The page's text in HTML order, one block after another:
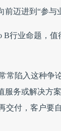
迈进到“参与
B行业命题，
陷入这种争
务或解决方
付，客户要